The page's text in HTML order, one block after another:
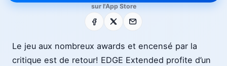
sur l'App Store
Facebook E-mail
Le jeu aux nombreux awards et encensé par la
critique est de retour! EDGE Extended profite d’un